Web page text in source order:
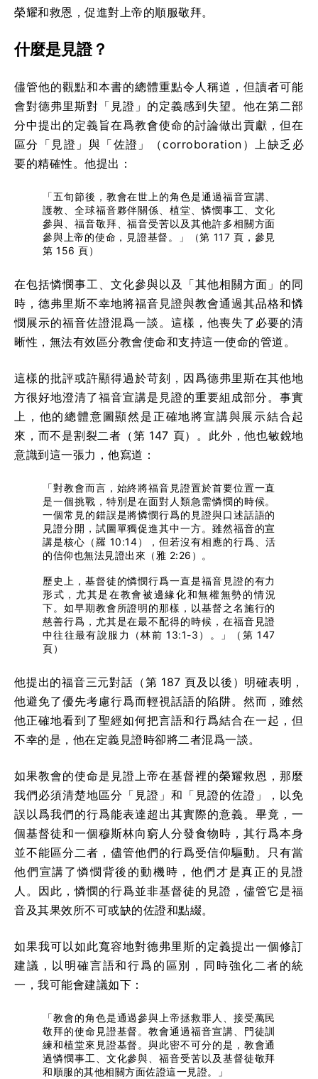
榮耀和救恩，促進對上帝的順服敬拜。
什麼是見證？
儘管他的觀點和本書的總體重點令人稱道，但讀者可能
會對德弗里斯對「見證」的定義感到失望。他在第二部
分中提出的定義旨在爲教會使命的討論做出貢獻，但在
區分「見證」與「佐證」（corroboration）上缺乏必
要的精確性。他提出：
「五旬節後，教會在世上的角色是通過福音宣講、
護教、全球福音夥伴關係、植堂、憐憫事工、文化
參與、福音敬拜、福音受苦以及其他許多相關方面
參與上帝的使命，見證基督。」（第 117 頁，參見
第 156 頁）
在包括憐憫事工、文化參與以及「其他相關方面」的同
時，德弗里斯不幸地將福音見證與教會通過其品格和憐
憫展示的福音佐證混爲一談。這樣，他喪失了必要的清
晰性，無法有效區分教會使命和支持這一使命的管道。
這樣的批評或許顯得過於苛刻，因爲德弗里斯在其他地
方很好地澄清了福音宣講是見證的重要組成部分。事實
上，他的總體意圖顯然是正確地將宣講與展示結合起
來，而不是割裂二者（第 147 頁）。此外，他也敏銳地
意識到這一張力，他寫道：
「對教會而言，始終將福音見證置於首要位置一直
是一個挑戰，特別是在面對人類急需憐憫的時候。
一個常見的錯誤是將憐憫行爲的見證與口述話語的
見證分開，試圖單獨促進其中一方。雖然福音的宣
講是核心（羅 10:14），但若沒有相應的行爲、活
的信仰也無法見證出來（雅 2:26）。
歷史上，基督徒的憐憫行爲一直是福音見證的有力
形式，尤其是在教會被邊緣化和無權無勢的情況
下。如早期教會所證明的那樣，以基督之名施行的
慈善行爲，尤其是在最不配得的時候，在福音見證
中往往最有說服力（林前 13:1-3）。」（第 147
頁）
他提出的福音三元對話（第 187 頁及以後）明確表明，
他避免了優先考慮行爲而輕視話語的陷阱。然而，雖然
他正確地看到了聖經如何把言語和行爲結合在一起，但
不幸的是，他在定義見證時卻將二者混爲一談。
如果教會的使命是見證上帝在基督裡的榮耀救恩，那麼
我們必須清楚地區分「見證」和「見證的佐證」，以免
誤以爲我們的行爲能表達超出其實際的意義。畢竟，一
個基督徒和一個穆斯林向窮人分發食物時，其行爲本身
並不能區分二者，儘管他們的行爲受信仰驅動。只有當
他們宣講了憐憫背後的動機時，他們才是真正的見證
人。因此，憐憫的行爲並非基督徒的見證，儘管它是福
音及其果效所不可或缺的佐證和點綴。
如果我可以如此寬容地對德弗里斯的定義提出一個修訂
建議，以明確言語和行爲的區別，同時強化二者的統
一，我可能會建議如下：
「教會的角色是通過參與上帝拯救罪人、接受萬民
敬拜的使命見證基督。教會通過福音宣講、門徒訓
練和植堂來見證基督。與此密不可分的是，教會通
過憐憫事工、文化參與、福音受苦以及基督徒敬拜
和順服的其他相關方面佐證這一見證。」